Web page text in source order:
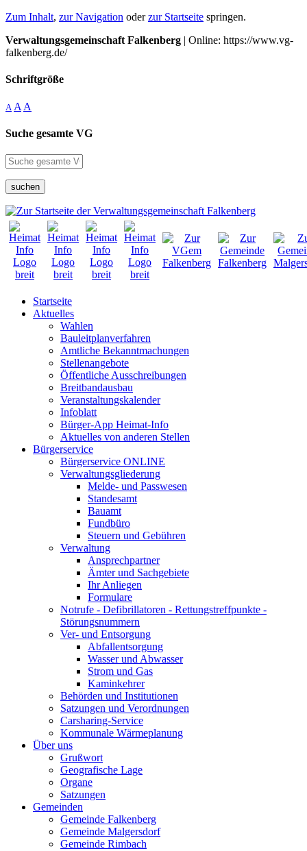
Zum Inhalt, zur Navigation oderzur Startseite springen.
Verwaltungsgemeinschaft Falkenberg | Online: https://www.vg-
falkenberg.de/
Schriftgröße
A A A
Suche gesamte VG
suchen
Startseite
Aktuelles
Wahlen
Bauleitplanverfahren
Amtliche Bekanntmachungen
Stellenangebote
Öffentliche Ausschreibungen
Breitbandausbau
Veranstaltungskalender
Infoblatt
Bürger-App Heimat-Info
Aktuelles von anderen Stellen
Bürgerservice
Bürgerservice ONLINE
Verwaltungsgliederung
Melde- und Passwesen
Standesamt
Bauamt
Fundbüro
Steuern und Gebühren
Verwaltung
Ansprechpartner
Ämter und Sachgebiete
Ihr Anliegen
Formulare
Notrufe - Defibrillatoren - Rettungstreffpunkte -
Störungsnummern
Ver- und Entsorgung
Abfallentsorgung
Wasser und Abwasser
Strom und Gas
Kaminkehrer
Behörden und Institutionen
Satzungen und Verordnungen
Carsharing-Service
Kommunale Wärmeplanung
Über uns
Grußwort
Geografische Lage
Organe
Satzungen
Gemeinden
Gemeinde Falkenberg
Gemeinde Malgersdorf
Gemeinde Rimbach